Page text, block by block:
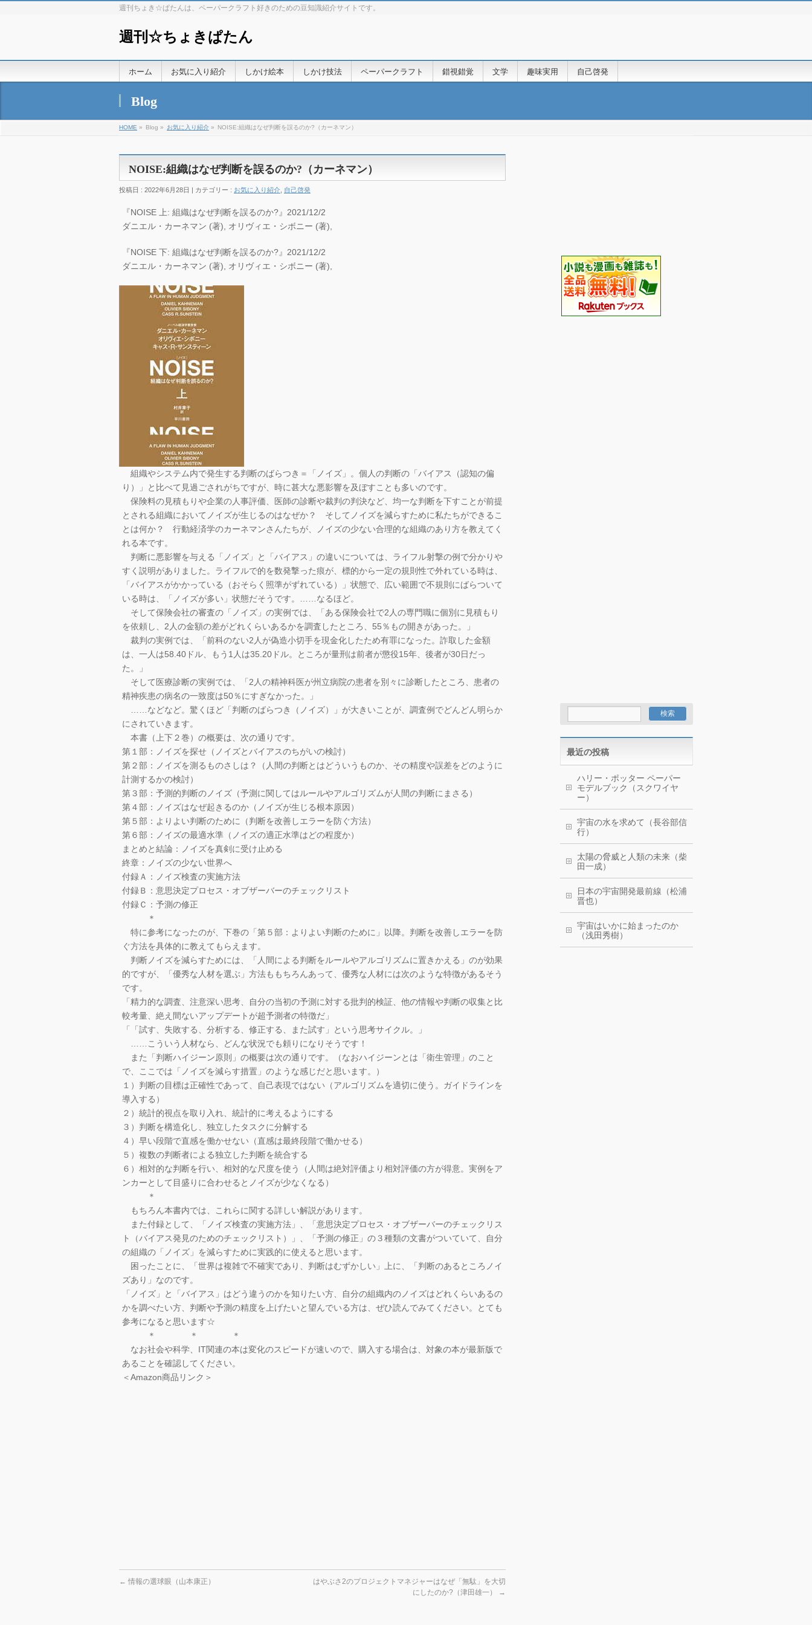
週刊ちょき☆ぱたんは、ペーパークラフト好きのための豆知識紹介サイトです。
週刊☆ちょきぱたん
ホーム お気に入り紹介 しかけ絵本 しかけ技法 ペーパークラフト 錯視錯覚 文学 趣味実用 自己啓発
Blog
HOME » Blog » お気に入り紹介 » NOISE:組織はなぜ判断を誤るのか?（カーネマン）
NOISE:組織はなぜ判断を誤るのか?（カーネマン）
投稿日 : 2022年6月28日 | カテゴリー : お気に入り紹介 自己啓発
『NOISE 上: 組織はなぜ判断を誤るのか?』2021/12/2
ダニエル・カーネマン (著), オリヴィエ・シボニー (著),
『NOISE 下: 組織はなぜ判断を誤るのか?』2021/12/2
ダニエル・カーネマン (著), オリヴィエ・シボニー (著),
組織やシステム内で発生する判断のばらつき＝「ノイズ」。個人の判断の「バイアス（認知の偏
り）」と比べて見過ごされがちですが、時に甚大な悪影響を及ぼすことも多いのです。
保険料の見積もりや企業の人事評価、医師の診断や裁判の判決など、均一な判断を下すことが前提
とされる組織においてノイズが生じるのはなぜか？ そしてノイズを減らすために私たちができるこ
とは何か？ 行動経済学のカーネマンさんたちが、ノイズの少ない合理的な組織のあり方を教えてく
れる本です。
判断に悪影響を与える「ノイズ」と「バイアス」の違いについては、ライフル射撃の例で分かりや
すく説明がありました。ライフルで的を数発撃った痕が、標的から一定の規則性で外れている時は、
「バイアスがかかっている（おそらく照準がずれている）」状態で、広い範囲で不規則にばらついて
いる時は、「ノイズが多い」状態だそうです。……なるほど。
そして保険会社の審査の「ノイズ」の実例では、「ある保険会社で2人の専門職に個別に見積もり
を依頼し、2人の金額の差がどれくらいあるかを調査したところ、55％もの開きがあった。」
裁判の実例では、「前科のない2人が偽造小切手を現金化したため有罪になった。詐取した金額
は、一人は58.40ドル、もう1人は35.20ドル。ところが量刑は前者が懲役15年、後者が30日だっ
た。」
そして医療診断の実例では、「2人の精神科医が州立病院の患者を別々に診断したところ、患者の
精神疾患の病名の一致度は50％にすぎなかった。」
……などなど。驚くほど「判断のばらつき（ノイズ）」が大きいことが、調査例でどんどん明らか
にされていきます。
本書（上下２巻）の概要は、次の通りです。
第１部：ノイズを探せ（ノイズとバイアスのちがいの検討）
第２部：ノイズを測るものさしは？（人間の判断とはどういうものか、その精度や誤差をどのように
計測するかの検討）
第３部：予測的判断のノイズ（予測に関してはルールやアルゴリズムが人間の判断にまさる）
第４部：ノイズはなぜ起きるのか（ノイズが生じる根本原因）
第５部：よりよい判断のために（判断を改善しエラーを防ぐ方法）
第６部：ノイズの最適水準（ノイズの適正水準はどの程度か）
まとめと結論：ノイズを真剣に受け止める
終章：ノイズの少ない世界へ
付録Ａ：ノイズ検査の実施方法
付録Ｂ：意思決定プロセス・オブザーバーのチェックリスト
付録Ｃ：予測の修正
＊
特に参考になったのが、下巻の「第５部：よりよい判断のために」以降。判断を改善しエラーを防
ぐ方法を具体的に教えてもらえます。
判断ノイズを減らすためには、「人間による判断をルールやアルゴリズムに置きかえる」のが効果
的ですが、「優秀な人材を選ぶ」方法ももちろんあって、優秀な人材には次のような特徴があるそう
です。
「精力的な調査、注意深い思考、自分の当初の予測に対する批判的検証、他の情報や判断の収集と比
較考量、絶え間ないアップデートが超予測者の特徴だ」
「「試す、失敗する、分析する、修正する、また試す」という思考サイクル。」
……こういう人材なら、どんな状況でも頼りになりそうです！
また「判断ハイジーン原則」の概要は次の通りです。（なおハイジーンとは「衛生管理」のこと
で、ここでは「ノイズを減らす措置」のような感じだと思います。）
１）判断の目標は正確性であって、自己表現ではない（アルゴリズムを適切に使う。ガイドラインを
導入する）
２）統計的視点を取り入れ、統計的に考えるようにする
３）判断を構造化し、独立したタスクに分解する
４）早い段階で直感を働かせない（直感は最終段階で働かせる）
５）複数の判断者による独立した判断を統合する
６）相対的な判断を行い、相対的な尺度を使う（人間は絶対評価より相対評価の方が得意。実例をア
ンカーとして目盛りに合わせるとノイズが少なくなる）
＊
もちろん本書内では、これらに関する詳しい解説があります。
また付録として、「ノイズ検査の実施方法」、「意思決定プロセス・オブザーバーのチェックリス
ト（バイアス発見のためのチェックリスト）」、「予測の修正」の３種類の文書がついていて、自分
の組織の「ノイズ」を減らすために実践的に使えると思います。
困ったことに、「世界は複雑で不確実であり、判断はむずかしい」上に、「判断のあるところノイ
ズあり」なのです。
「ノイズ」と「バイアス」はどう違うのかを知りたい方、自分の組織内のノイズはどれくらいあるの
かを調べたい方、判断や予測の精度を上げたいと望んでいる方は、ぜひ読んでみてください。とても
参考になると思います☆
＊ ＊ ＊
なお社会や科学、IT関連の本は変化のスピードが速いので、購入する場合は、対象の本が最新版で
あることを確認してください。
＜Amazon商品リンク＞
← 情報の選球眼（山本康正）
はやぶさ2のプロジェクトマネジャーはなぜ「無駄」を大切
にしたのか?（津田雄一）
→
最近の投稿
ハリー・ポッター ペーパー
モデルブック（スクワイヤ
ー）
宇宙の水を求めて（長谷部信
行）
太陽の脅威と人類の未来（柴
田一成）
日本の宇宙開発最前線（松浦
晋也）
宇宙はいかに始まったのか
（浅田秀樹）